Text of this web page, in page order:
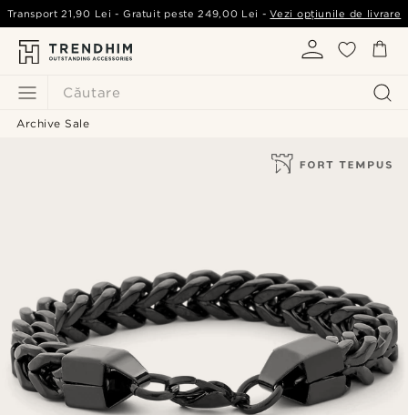
Căutare
Transport 21,90 Lei - Gratuit peste249,00 Lei -Vezi opțiunile de livrare
Archive Sale